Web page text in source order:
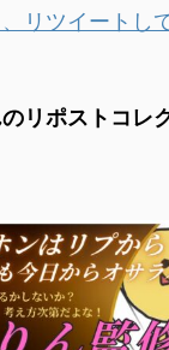
リツイートし
リポストコレ